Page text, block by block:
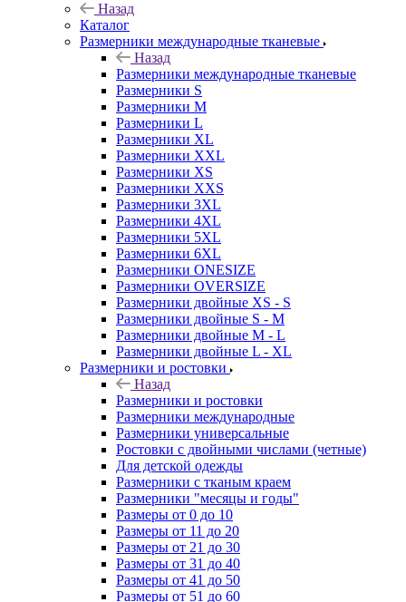
Назад
Каталог
Размерники международные тканевые
Назад
Размерники международные тканевые
Размерники S
Размерники M
Размерники L
Размерники XL
Размерники XXL
Размерники XS
Размерники XXS
Размерники 3XL
Размерники 4XL
Размерники 5XL
Размерники 6XL
Размерники ONESIZE
Размерники OVERSIZE
Размерники двойные XS - S
Размерники двойные S - M
Размерники двойные M - L
Размерники двойные L - XL
Размерники и ростовки
Назад
Размерники и ростовки
Размерники международные
Размерники универсальные
Ростовки с двойными числами (четные)
Для детской одежды
Размерники с тканым краем
Размерники "месяцы и годы"
Размеры от 0 до 10
Размеры от 11 до 20
Размеры от 21 до 30
Размеры от 31 до 40
Размеры от 41 до 50
Размеры от 51 до 60